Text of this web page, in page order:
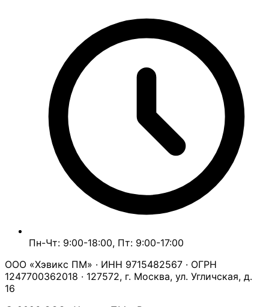
Пн-Чт: 9:00-18:00, Пт: 9:00-17:00
ООО «Хэвикс ПМ» · ИНН 9715482567 · ОГРН
1247700362018 · 127572, г. Москва, ул. Угличская, д.
16